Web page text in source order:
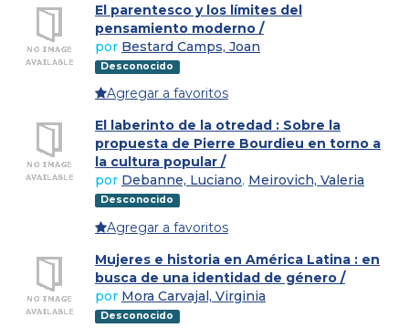
El parentesco y los límites del
pensamiento moderno /
por Bestard Camps, Joan
Desconocido
Agregar a favoritos
El laberinto de la otredad : Sobre la
propuesta de Pierre Bourdieu en torno a
la cultura popular /
por Debanne, Luciano, Meirovich, Valeria
Desconocido
Agregar a favoritos
Mujeres e historia en América Latina : en
busca de una identidad de género /
por Mora Carvajal, Virginia
Desconocido